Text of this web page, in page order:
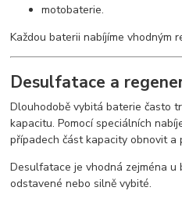
motobaterie.
Každou baterii nabíjíme vhodným
Desulfatace a
Dlouhodobě vybitá baterie často
kapacitu. Pomocí speciálních
případech část kapacity obnovit
Desulfatace je vhodná zejména
odstavené nebo silně vybité.